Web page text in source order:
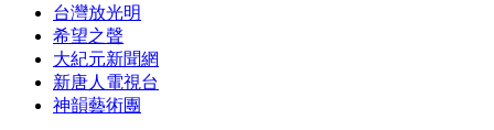
台灣放光明
希望之聲
大紀元新聞網
新唐人電視台
神韻藝術團